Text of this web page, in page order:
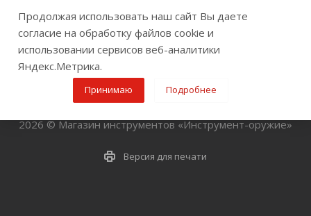
г. Пермь, ул. Павла Преображенского, д.6А,
помещение 3
2026 © Магазин инструментов «Инструмент-оружие»
Версия для печати
Продолжая использовать наш сайт Вы даете
согласие на обработку файлов cookie и
использовании сервисов веб-аналитики
Яндекс.Метрика.
Принимаю Подробнее